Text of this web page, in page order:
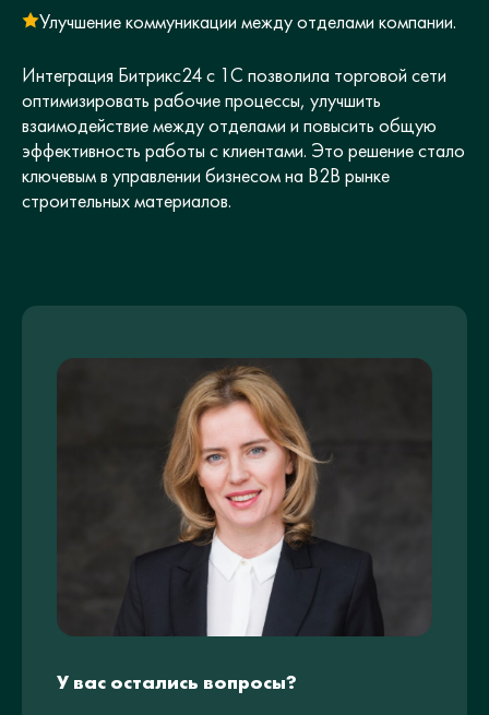
Улучшение коммуникации между отделами компании.
Интеграция Битрикс24 с 1С позволила торговой сети
оптимизировать рабочие процессы, улучшить
взаимодействие между отделами и повысить общую
эффективность работы с клиентами. Это решение стало
ключевым в управлении бизнесом на B2B рынке
строительных материалов.
У вас остались вопросы?